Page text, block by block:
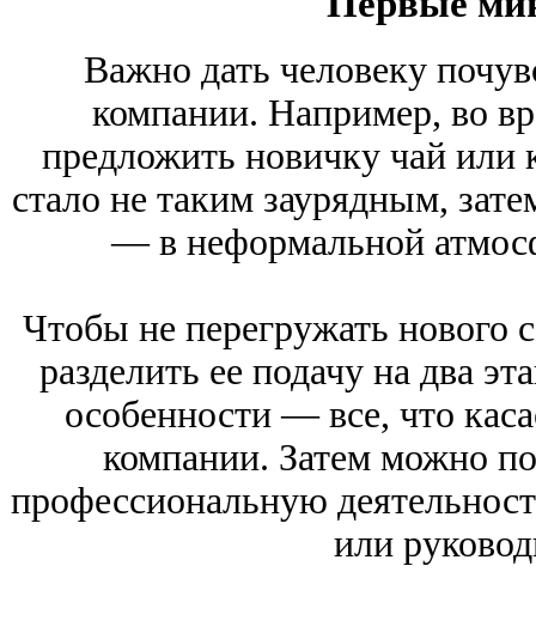
Важно дать человеку
компании. Например, во
предложить новичку чай или
стало не таким заурядным,
— в неформальной
Чтобы не перегружать
разделить ее подачу на два
особенности — все, что
компании. Затем можно
профессиональную
или